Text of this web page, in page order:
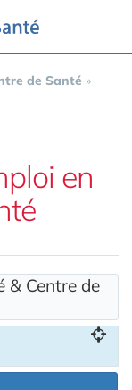
de Santé »
en
& Centre de